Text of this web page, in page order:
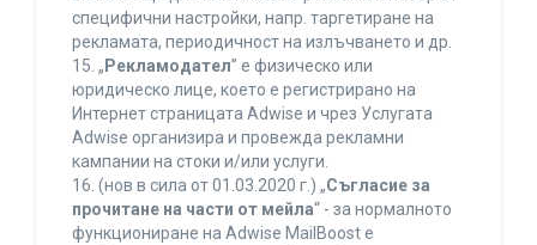
специфични настройки, напр. таргетиране на
рекламата, периодичност на излъчването и др.
15. „ Рекламодател” е физическо или
юридическо лице, което е регистрирано на
Интернет страницата Adwise и чрез Услугата
Adwise организира и провежда рекламни
кампании на стоки и/или услуги.
16. (нов в сила от 01.03.2020 г.) „Съгласие за
прочитане на части от мейла“ - за нормалното
функциониране на Adwise MailBoost е